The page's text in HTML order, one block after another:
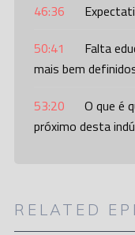
46:36
50:41
Falta
mais bem
53:20
O que é
próximo desta
RELATED